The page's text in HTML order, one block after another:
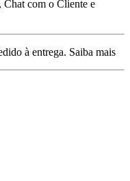
Chat com o Cliente e
à entrega. Saiba mais